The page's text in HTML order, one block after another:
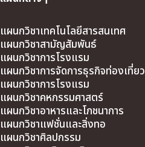
แผนกวิชาเทคโนโลยีสารสนเทศ
แผนกวิชาสามัญสัมพันธ์
แผนกวิชาการโรงแรม
แผนกวิชาการจัดการธุรกิจท่องเที่ยว
แผนกวิชาการโรงแรม
แผนกวิชาคหกรรมศาสตร์
แผนกวิชาอาหารและโภชนาการ
แผนกวิชาแฟชั่นและสิ่งทอ
แผนกวิชาศิลปกรรม